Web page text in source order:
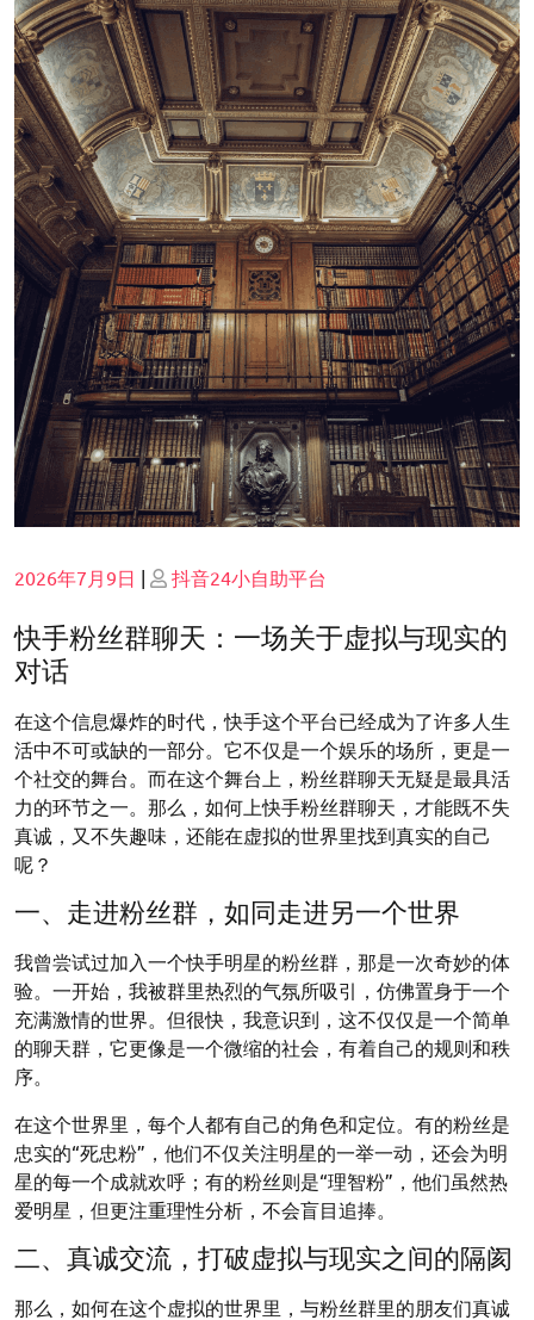
Posted
2026年7月9日 | Posted
抖音24小自助平台
快手粉丝群聊天：一场关于虚拟与现实的
对话
在这个信息爆炸的时代，快手这个平台已经成为了许多人生
活中不可或缺的一部分。它不仅是一个娱乐的场所，更是一
个社交的舞台。而在这个舞台上，粉丝群聊天无疑是最具活
力的环节之一。那么，如何上快手粉丝群聊天，才能既不失
真诚，又不失趣味，还能在虚拟的世界里找到真实的自己
呢？
一、走进粉丝群，如同走进另一个世界
我曾尝试过加入一个快手明星的粉丝群，那是一次奇妙的体
验。一开始，我被群里热烈的气氛所吸引，仿佛置身于一个
充满激情的世界。但很快，我意识到，这不仅仅是一个简单
的聊天群，它更像是一个微缩的社会，有着自己的规则和秩
序。
在这个世界里，每个人都有自己的角色和定位。有的粉丝是
忠实的“死忠粉”，他们不仅关注明星的一举一动，还会为明
星的每一个成就欢呼；有的粉丝则是“理智粉”，他们虽然热
爱明星，但更注重理性分析，不会盲目追捧。
二、真诚交流，打破虚拟与现实之间的隔阂
那么，如何在这个虚拟的世界里，与粉丝群里的朋友们真诚